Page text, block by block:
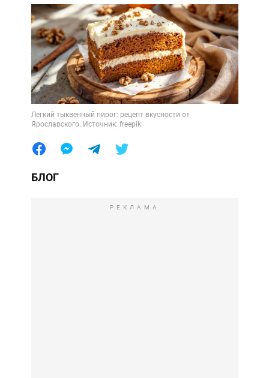
Легкий тыквенный пирог: рецепт вкусности от
Ярославского. Источник: freepik
БЛОГ
РЕКЛАМА